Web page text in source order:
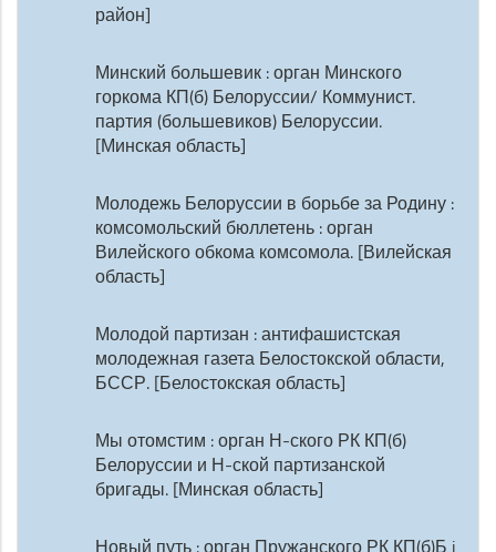
район]
Минский большевик : орган Минского
горкома КП(б) Белоруссии/ Коммунист.
партия (большевиков) Белоруссии.
[Минская область]
Молодежь Белоруссии в борьбе за Родину :
комсомольский бюллетень : орган
Вилейского обкома комсомола. [Вилейская
область]
Молодой партизан : антифашистская
молодежная газета Белостокской области,
БССР. [Белостокская область]
Мы отомстим : орган Н-ского РК КП(б)
Белоруссии и Н-ской партизанской
бригады. [Минская область]
Новый путь : орган Пружанского РК КП(б)Б i